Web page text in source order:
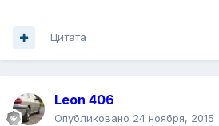
Цитата
Leon 406
Опубликовано 24 ноября, 2015